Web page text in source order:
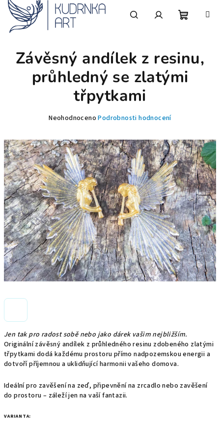
Přejít
obsah
košík
Jen tak pro radost sobě nebo jako dárek vašim nejbližším.
Originální závěsný andílek z průhledného resinu zdobeného zlatými
třpytkami dodá každému prostoru přímo nadpozemskou energii a
dotvoří příjemnou a uklidňující harmonii vašeho domova.
Ideální pro zavěšení na zeď, připevnění na zrcadlo nebo zavěšení
do prostoru – záleží jen na vaší fantazii.
VARIANTA:
Závěsný andílek z resinu,
průhledný se zlatými
třpytkami
Průměrné
produktu
je
0,0
z
5
hvězdiček.
Neohodnoceno Podrobnosti hodnocení